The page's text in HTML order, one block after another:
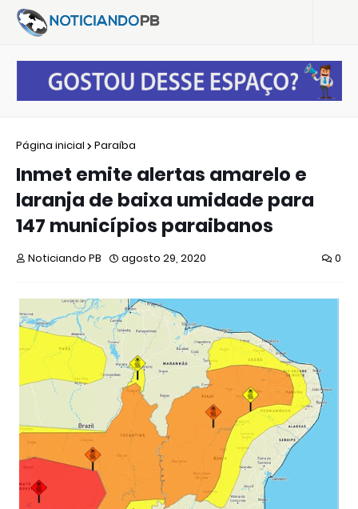
Página inicial Paraíba
Inmet emite alertas amarelo e
laranja de baixa umidade para
147 municípios paraibanos
Noticiando PB agosto 29, 2020 0